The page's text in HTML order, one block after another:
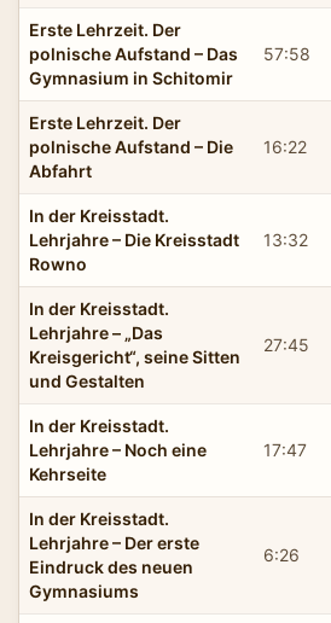
Erste Lehrzeit. Der
polnische Aufstand – Das
Gymnasium in Schitomir
57:58
Erste Lehrzeit. Der
polnische Aufstand – Die
Abfahrt
16:22
In der Kreisstadt.
Lehrjahre – Die Kreisstadt
Rowno
13:32
In der Kreisstadt.
Lehrjahre – „Das
Kreisgericht“, seine Sitten
und Gestalten
27:45
In der Kreisstadt.
Lehrjahre – Noch eine
Kehrseite
17:47
In der Kreisstadt.
Lehrjahre – Der erste
Eindruck des neuen
Gymnasiums
6:26